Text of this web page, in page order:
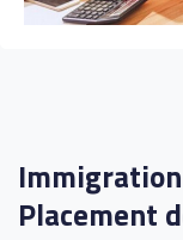
Placement